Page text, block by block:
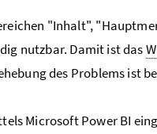
"Inhalt",
nutzbar. Damit ist das
des Problems ist
Microsoft Power BI